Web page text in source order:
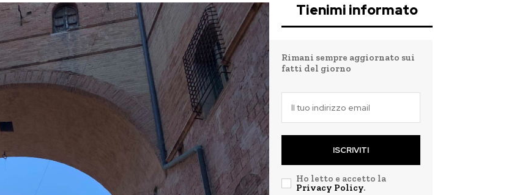
Tienimi informato
Rimani sempre aggiornato sui
fatti del giorno
ISCRIVITI
Ho letto e accetto la
Privacy Policy.